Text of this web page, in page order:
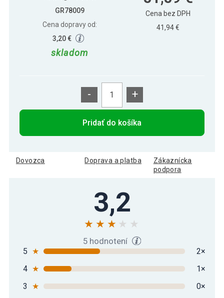
GR78009
Cena dopravy od:
3,20 €
skladom
Cena bez DPH
41,94 €
- +
Pridať do košíka
Dovozca Doprava a platba
Zákaznícka
podpora
3,2
5 hodnotení
5 ★
2×
4 ★
1×
3
★
0×